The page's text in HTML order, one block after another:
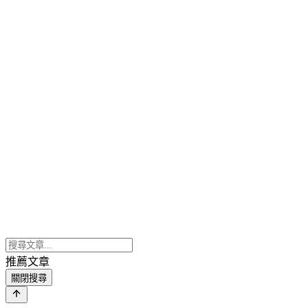
推薦文章
關閉搜尋